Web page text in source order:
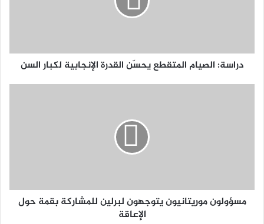
دراسة: الصيام المتقطع يحسّن القدرة الإنجابية لكبار السن
مسؤولون موريتانيون يتوجهون لبرلين للمشاركة بقمة حول
الإعاقة